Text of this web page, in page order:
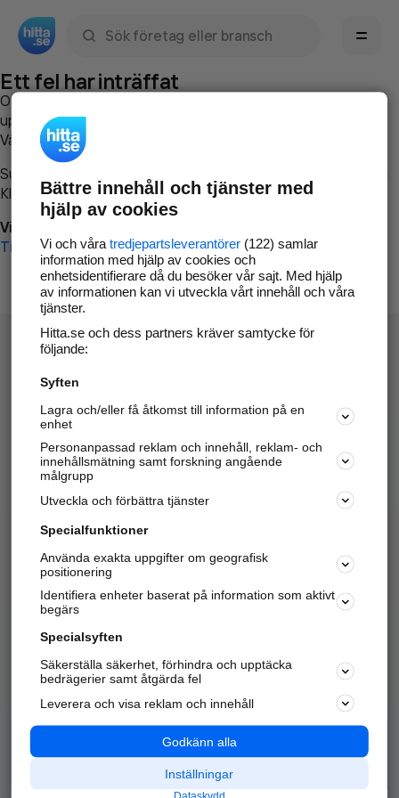
Ett fel har inträffat
Om du vill kan du
uppstod så att vi lättare och snabbare kan avhjälpa det.
Vänligen försök med följande:
Surfa till
Klicka påTillbaka-knappen i webbläsaren och försök igen
Vi beklagar besväret!
Till startsidan
Hitta.se - Gratis nummerupplysning.
Sök företag, personer och platser.
Hitta telefonnummer, adresser, företagsinfo mm.
Marknadsför företaget
Kom igång och annonsera mot
samarbetspartners nära dig.
Alla kategorier
Populära sökningar
API & Kartor
Annonsera
Integritet
Nödnummer
Bättre innehåll och tjänster med
hjälp av cookies
Vi och våra tredjepartsleverantörer(122) samlar
information med hjälp av cookies och
enhetsidentifierare då du besöker vår sajt. Med hjälp
av informationen kan vi utveckla vårt innehåll och våra
tjänster.
Hitta.se och dess partners kräver samtycke för
följande:
Syften
Lagra och/eller få åtkomst till information på en
enhet
Personanpassad reklam och innehåll, reklam- och
innehållsmätning samt forskning angående
målgrupp
Utveckla och förbättra tjänster
Specialfunktioner
Använda exakta uppgifter om geografisk
positionering
Identifiera enheter baserat på information som aktivt
begärs
Specialsyften
Säkerställa säkerhet, förhindra och upptäcka
bedrägerier samt åtgärda fel
Leverera och visa reklam och innehåll
Godkänn alla
Inställningar
Dataskydd